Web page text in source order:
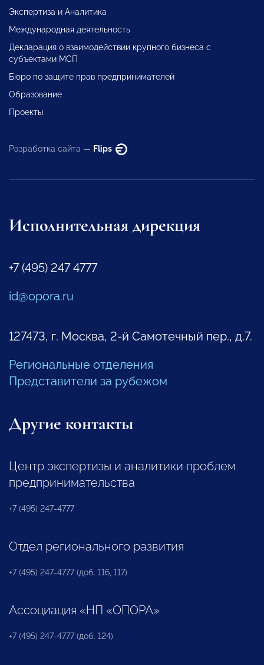
Экспертиза и Аналитика
Международная деятельность
Декларация о взаимодействии крупного бизнеса с
субъектами МСП
Бюро по защите прав предпринимателей
Образование
Проекты
Разработка сайта — Flips
Исполнительная дирекция
+7 (495) 247 4777
id@opora.ru
127473, г. Москва, 2-й Самотечный пер., д.7.
Региональные отделения
Представители за рубежом
Другие контакты
Центр экспертизы и аналитики проблем
предпринимательства
+7 (495) 247-4777
Отдел регионального развития
+7 (495) 247-4777 (доб. 116, 117)
Ассоциация «НП «ОПОРА»
+7 (495) 247-4777 (доб. 124)